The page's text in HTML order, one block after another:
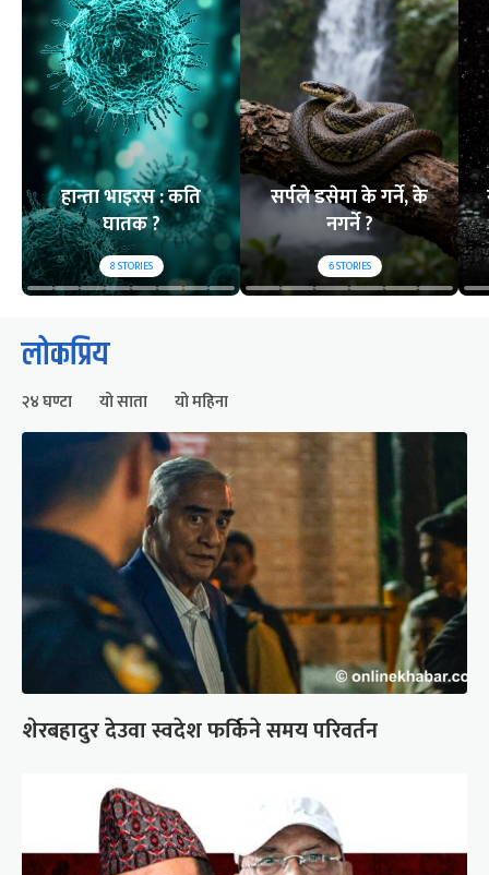
हान्ता भाइरस : कति
घातक ?
8STORIES
सर्पले डसेमा के गर्ने, के
नगर्ने ?
6STORIES
लोकप्रिय
२४ घण्टा यो साता यो महिना
शेरबहादुर देउवा स्वदेश फर्किने समय परिवर्तन